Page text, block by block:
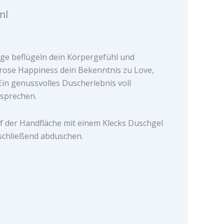
beflügeln dein Körpergefühl und
Happiness dein Bekenntnis zu Love,
genussvolles Duscherlebnis voll
Handfläche mit einem Klecks Duschgel
abduschen.